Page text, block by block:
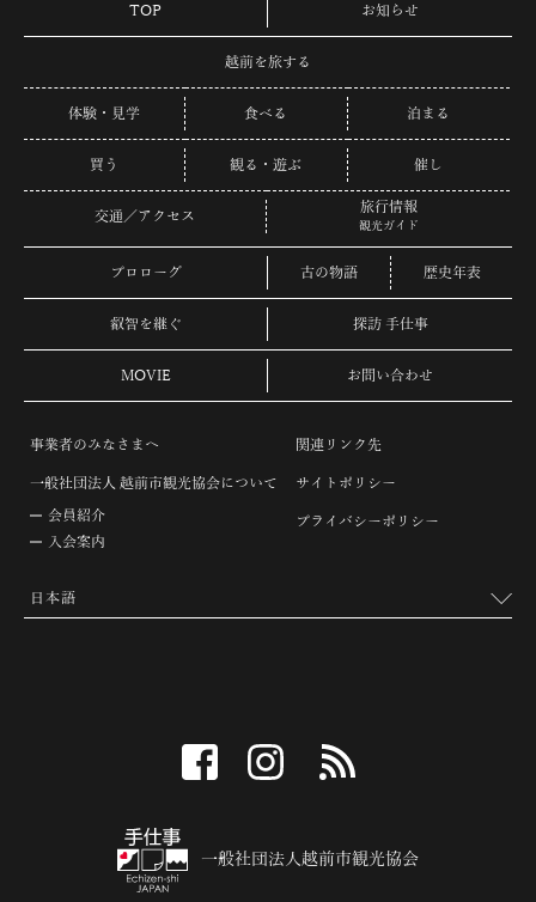
TOP お知らせ
越前を旅する
体験・見学 食べる 泊まる
買う 観る・遊ぶ 催し
交通／アクセス
旅行情報
観光ガイド
プロローグ 古の物語 歴史年表
叡智を継ぐ 探訪 手仕事
MOVIE お問い合わせ
事業者のみなさまへ
一般社団法人 越前市観光協会について
会員紹介
入会案内
関連リンク先
サイトポリシー
プライバシーポリシー
facebook instagram
一般社団法人越前市観光協会